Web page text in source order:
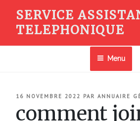
contenu
SERVICE
TELEPHONIQUE
Menu
PUBLIÉ
16 NOVEMBRE 2022 PAR ANNUAIRE
comment